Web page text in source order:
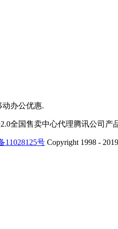
全国售卖中心代理腾讯公司产
11028125号 Copyright 1998 -